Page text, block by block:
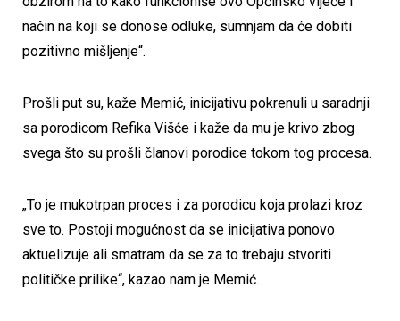
način na koji se donose odluke, sumnjam da će dobiti
pozitivno mišljenje“.
Prošli put su, kaže Memić, inicijativu pokrenuli u saradnji
sa porodicom Refika Višće i kaže da mu je krivo zbog
svega što su prošli članovi porodice tokom tog procesa.
„To je mukotrpan proces i za porodicu koja prolazi kroz
sve to. Postoji mogućnost da se inicijativa ponovo
aktuelizuje ali smatram da se za to trebaju stvoriti
političke prilike“, kazao nam je Memić.